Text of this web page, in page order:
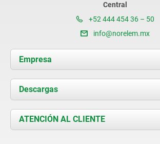
Central
+52 444 454 36 – 50
info@norelem.mx
Empresa
Acerca de nosotros
Novedades
Contacto
Descargas
Documents
ATENCIÓN AL CLIENTE